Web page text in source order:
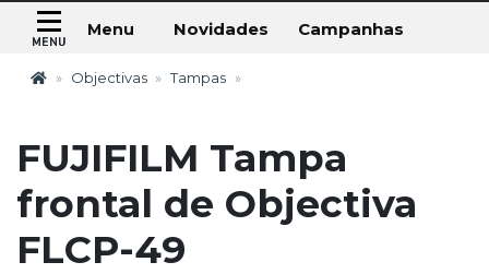
Menu Novidades Campanhas
Objectivas Tampas
FUJIFILM Tampa
frontal de Objectiva
FLCP-49